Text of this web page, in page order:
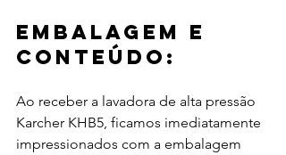
Embalagem e
Conteúdo:
Ao receber a lavadora de alta pressão
Karcher KHB5, ficamos imediatamente
impressionados com a embalagem